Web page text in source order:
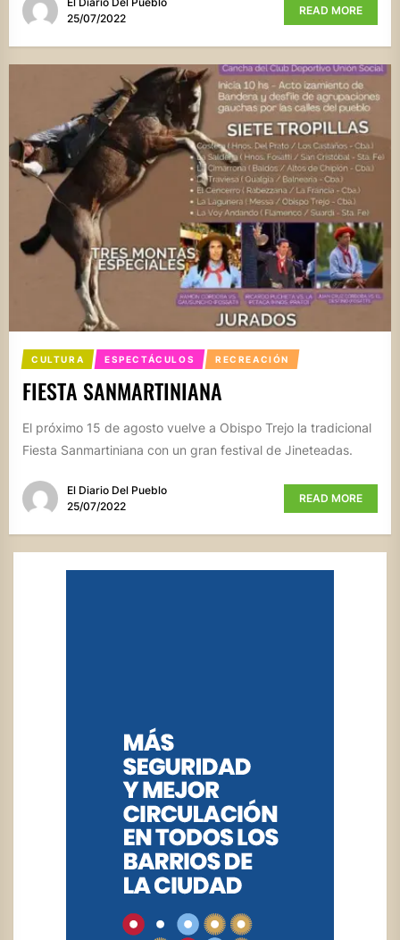
25/07/2022
READ MORE
CULTURA ESPECTÁCULOS RECREACIÓN
FIESTA SANMARTINIANA
El próximo 15 de agosto vuelve a Obispo Trejo la tradicional
Fiesta Sanmartiniana con un gran festival de Jineteadas.
El Diario Del Pueblo
25/07/2022
READ MORE